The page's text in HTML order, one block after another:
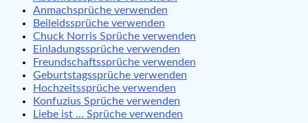
Anmachsprüche verwenden
Beileidssprüche verwenden
Chuck Norris Sprüche verwenden
Einladungssprüche verwenden
Freundschaftssprüche verwenden
Geburtstagssprüche verwenden
Hochzeitssprüche verwenden
Konfuzius Sprüche verwenden
Liebe ist … Sprüche verwenden